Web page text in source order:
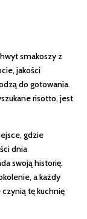
smakoszy z
jakości
do gotowania.
risotto, jest
gdzie
dnia
swoją historię.
a każdy
czynią tę kuchnię